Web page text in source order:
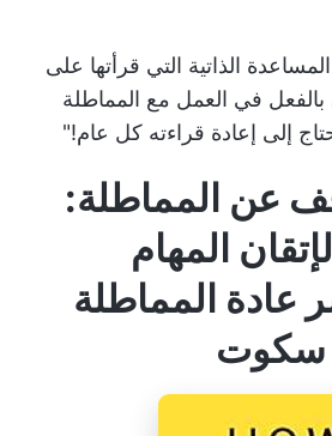
الذاتية التي قرأتها على
بالفعل في العمل مع المماطلة
إلى إعادة قراءته كل عام!"
عن المماطلة:
المهام
عادة المماطلة
سكوت